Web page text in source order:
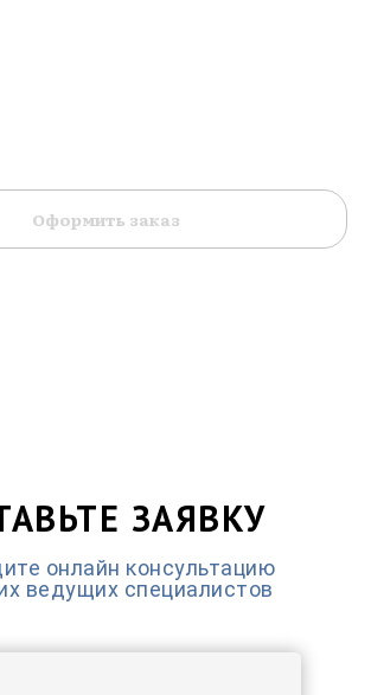
Оформить заказ
ЗАЯВКУ
онлайн консультацию
ведущих специалистов